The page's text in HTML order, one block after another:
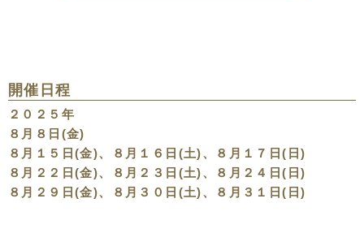
開催日程
２０２５年
８月８日(金)
８月１５日(金)、８月１６日(土)、８月１７日(日)
８月２２日(金)、８月２３日(土)、８月２４日(日)
８月２９日(金)、８月３０日(土)、８月３１日(日)